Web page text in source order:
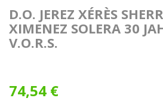
D.O. JEREZ XÉRÈS
XIMENEZ SOLERA 30
V.O.R.S.
74,54 €